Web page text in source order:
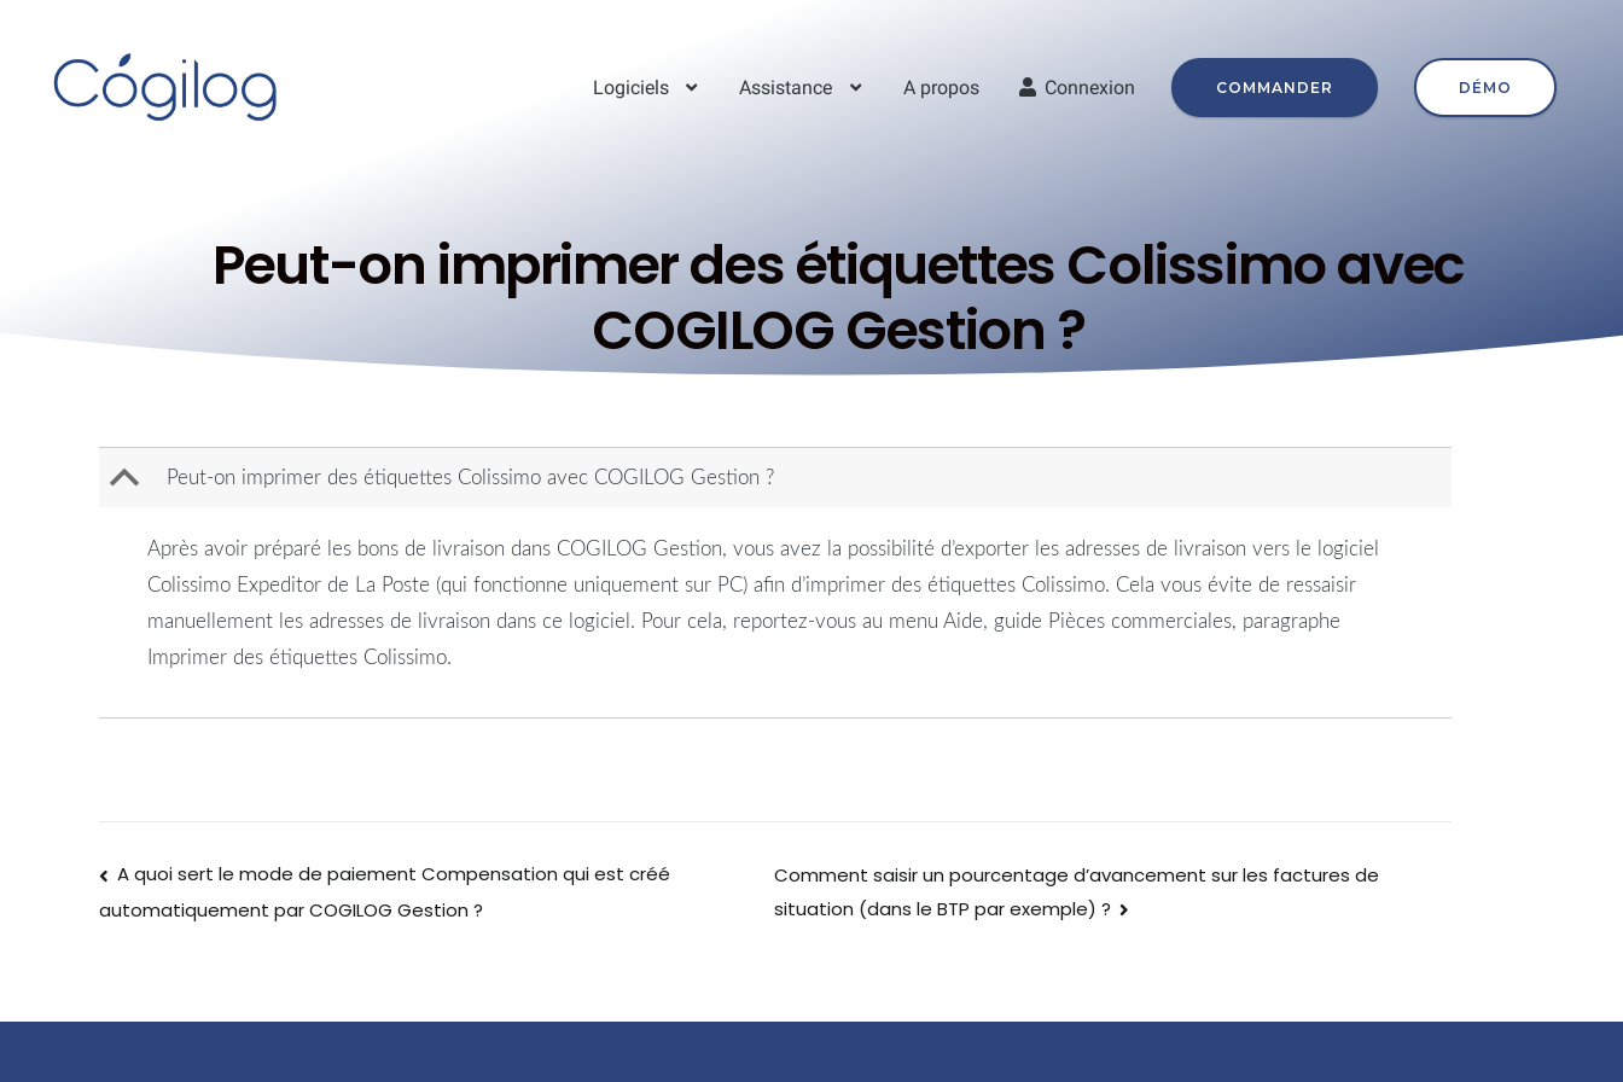
Logiciels Assistance A propos Connexion COMMANDER DÉMO
Peut-on imprimer des étiquettes Colissimo avec
COGILOG Gestion ?
B Peut-on imprimer des étiquettes Colissimo avec COGILOG Gestion ?
Après avoir préparé les bons de livraison dans COGILOG Gestion, vous avez la possibilité d’exporter les adresses de livraison vers le logiciel
Colissimo Expeditor de La Poste (qui fonctionne uniquement sur PC) afin d’imprimer des étiquettes Colissimo. Cela vous évite de ressaisir
manuellement les adresses de livraison dans ce logiciel. Pour cela, reportez-vous au menu Aide, guide Pièces commerciales, paragraphe
Imprimer des étiquettes Colissimo.
A quoi sert le mode de paiement Compensation qui est créé
automatiquement par COGILOG Gestion ?
Comment saisir un pourcentage d’avancement sur les factures de
situation (dans le BTP par exemple) ?